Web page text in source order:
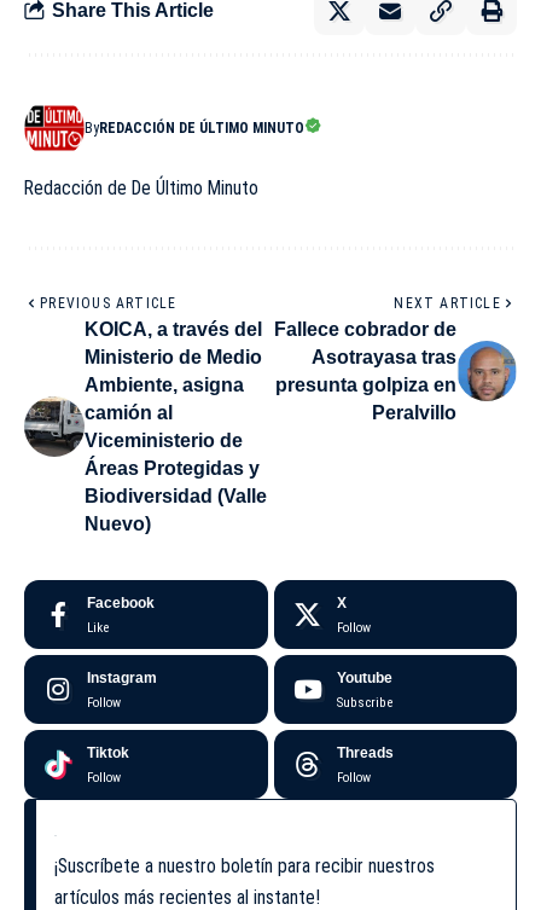
Share This Article
ByREDACCIÓN DE ÚLTIMO MINUTO
Redacción de De Último Minuto
PREVIOUS ARTICLE
KOICA, a través del
Ministerio de Medio
Ambiente, asigna
camión al
Viceministerio de
Áreas Protegidas y
Biodiversidad (Valle
Nuevo)
NEXT ARTICLE
Fallece cobrador de
Asotrayasa tras
presunta golpiza en
Peralvillo
Facebook
Like
X
Follow
Instagram
Follow
Youtube
Subscribe
Tiktok
Follow
Threads
Follow
¡Suscríbete a nuestro boletín para recibir nuestros
artículos más recientes al instante!